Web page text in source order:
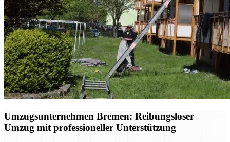
Umzugsunternehmen Bremen: Reibungsloser
Umzug mit professioneller Unterstützung